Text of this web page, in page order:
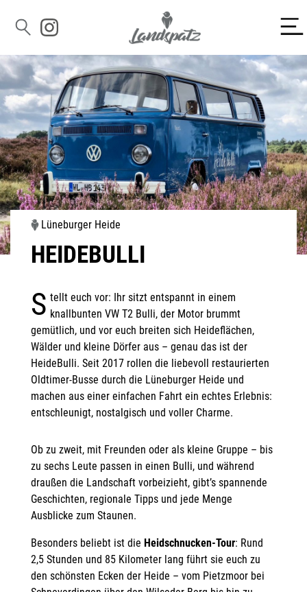
Lüneburger Heide
HEIDEBULLI
S tellt euch vor: Ihr sitzt entspannt in einem
knallbunten VW T2 Bulli, der Motor brummt
gemütlich, und vor euch breiten sich Heideflächen,
Wälder und kleine Dörfer aus – genau das ist der
HeideBulli. Seit 2017 rollen die liebevoll restaurierten
Oldtimer-Busse durch die Lüneburger Heide und
machen aus einer einfachen Fahrt ein echtes Erlebnis:
entschleunigt, nostalgisch und voller Charme.
Ob zu zweit, mit Freunden oder als kleine Gruppe – bis
zu sechs Leute passen in einen Bulli, und während
draußen die Landschaft vorbeizieht, gibt’s spannende
Geschichten, regionale Tipps und jede Menge
Ausblicke zum Staunen.
Besonders beliebt ist die Heidschnucken-Tour: Rund
2,5 Stunden und 85 Kilometer lang führt sie euch zu
den schönsten Ecken der Heide – vom Pietzmoor bei